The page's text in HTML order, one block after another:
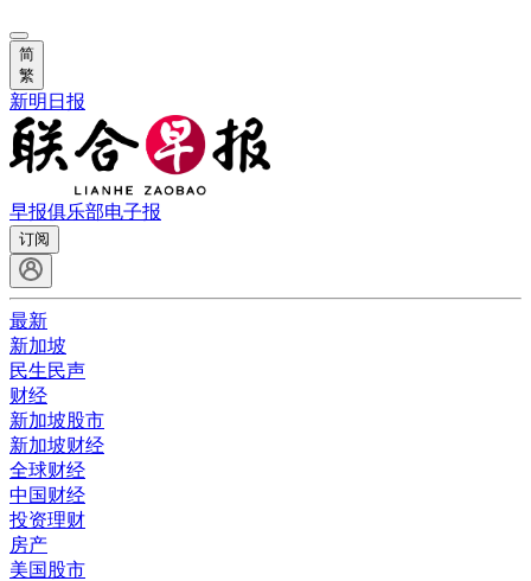
简
繁
新明日报
早报俱乐部电子报
订阅
最新
新加坡
民生民声
财经
新加坡股市
新加坡财经
全球财经
中国财经
投资理财
房产
美国股市